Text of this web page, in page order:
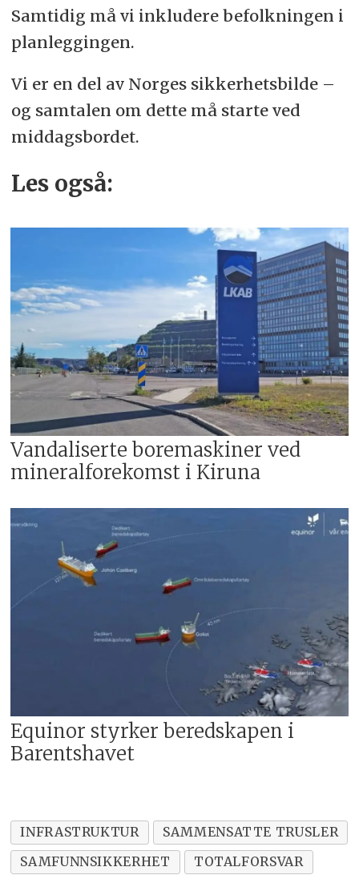
Samtidig må vi inkludere befolkningen i
planleggingen.
Vi er en del av Norges sikkerhetsbilde –
og samtalen om dette må starte ved
middagsbordet.
Les også:
Vandaliserte boremaskiner ved
mineralforekomst i Kiruna
Equinor styrker beredskapen i
Barentshavet
INFRASTRUKTUR
SAMMENSATTE TRUSLER
SAMFUNNSIKKERHET
TOTALFORSVAR